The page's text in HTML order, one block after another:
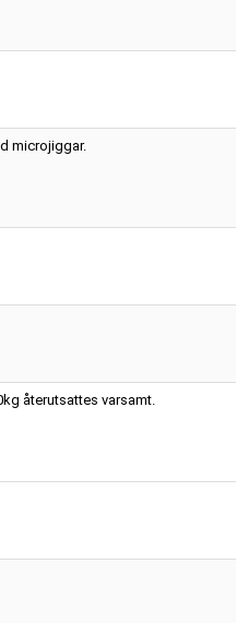
microjiggar.
återutsattes varsamt.